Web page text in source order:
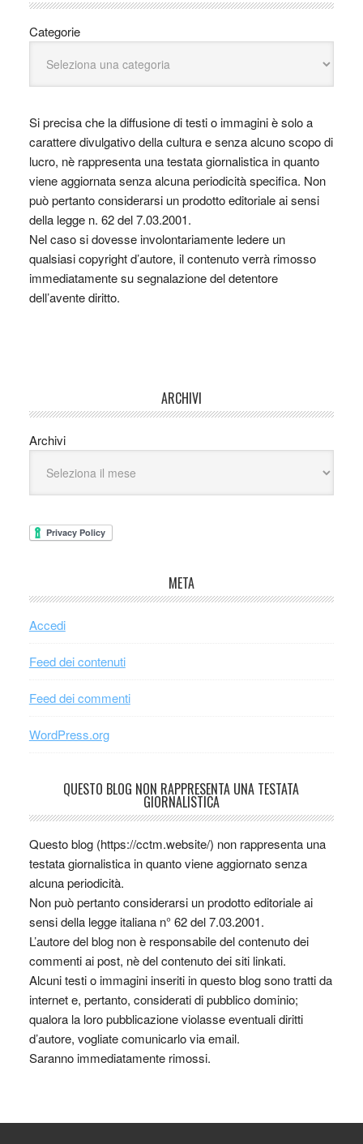
Categorie
Si precisa che la diffusione di testi o immagini è solo a
carattere divulgativo della cultura e senza alcuno scopo di
lucro, nè rappresenta una testata giornalistica in quanto
viene aggiornata senza alcuna periodicità specifica. Non
può pertanto considerarsi un prodotto editoriale ai sensi
della legge n. 62 del 7.03.2001.
Nel caso si dovesse involontariamente ledere un
qualsiasi copyright d’autore, il contenuto verrà rimosso
immediatamente su segnalazione del detentore
dell’avente diritto.
ARCHIVI
Archivi
META
Accedi
Feed dei contenuti
Feed dei commenti
WordPress.org
QUESTO BLOG NON RAPPRESENTA UNA TESTATA
GIORNALISTICA
Questo blog (https://cctm.website/) non rappresenta una
testata giornalistica in quanto viene aggiornato senza
alcuna periodicità.
Non può pertanto considerarsi un prodotto editoriale ai
sensi della legge italiana n° 62 del 7.03.2001.
L’autore del blog non è responsabile del contenuto dei
commenti ai post, nè del contenuto dei siti linkati.
Alcuni testi o immagini inseriti in questo blog sono tratti da
internet e, pertanto, considerati di pubblico dominio;
qualora la loro pubblicazione violasse eventuali diritti
d’autore, vogliate comunicarlo via email.
Saranno immediatamente rimossi.